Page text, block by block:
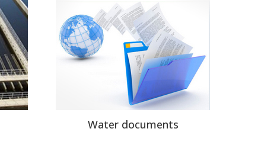
Water documents